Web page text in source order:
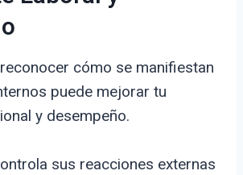
cómo se manifiestan
puede mejorar tu
y desempeño.
sus reacciones externas